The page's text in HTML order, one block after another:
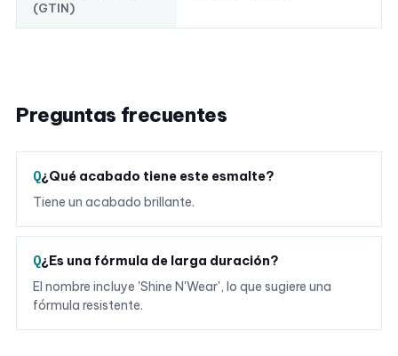
(GTIN)
Preguntas frecuentes
¿Qué acabado tiene este esmalte?
Tiene un acabado brillante.
¿Es una fórmula de larga duración?
El nombre incluye 'Shine N'Wear', lo que sugiere una
fórmula resistente.